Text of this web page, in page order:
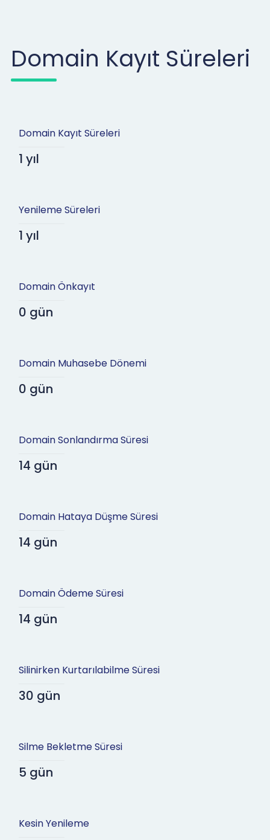
Domain Kayıt Süreleri
Domain Kayıt Süreleri
1 yıl
Yenileme Süreleri
1 yıl
Domain Önkayıt
0 gün
Domain Muhasebe Dönemi
0 gün
Domain Sonlandırma Süresi
14 gün
Domain Hataya Düşme Süresi
14 gün
Domain Ödeme Süresi
14 gün
Silinirken Kurtarılabilme Süresi
30 gün
Silme Bekletme Süresi
5 gün
Kesin Yenileme